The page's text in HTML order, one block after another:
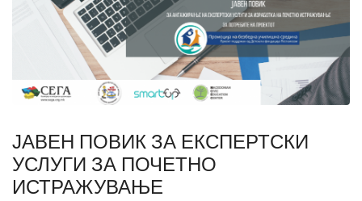
ЈАВЕН ПОВИК ЗА ЕКСПЕРТСКИ
УСЛУГИ ЗА ПОЧЕТНО
ИСТРАЖУВАЊЕ